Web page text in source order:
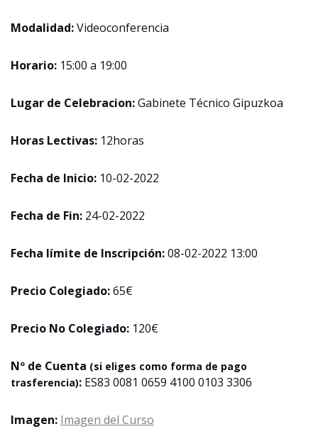
Modalidad:Videoconferencia
Horario: 15:00 a 19:00
Lugar de Celebracion:Gabinete Técnico Gipuzkoa
Horas Lectivas: 12horas
Fecha de Inicio: 10-02-2022
Fecha de Fin: 24-02-2022
Fecha límite de Inscripción:08-02-2022 13:00
Precio Colegiado:65€
Precio No Colegiado: 120€
Nº de Cuenta (si eliges como forma de pago
trasferencia): ES83 0081 0659 4100 0103 3306
Imagen: Imagen del Curso